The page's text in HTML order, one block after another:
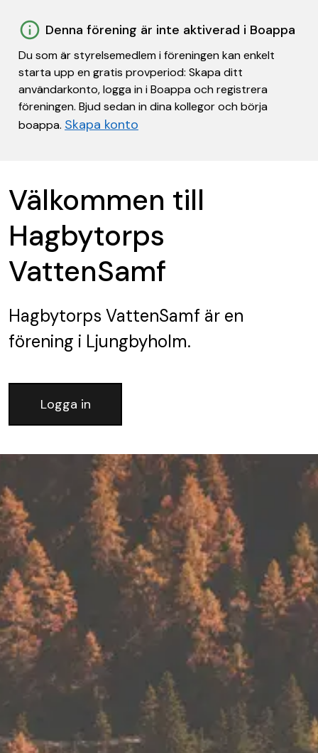
Denna förening är inte aktiverad i Boappa
Du som är styrelsemedlem i föreningen kan enkelt
starta upp en gratis provperiod: Skapa ditt
användarkonto, logga in i Boappa och registrera
föreningen. Bjud sedan in dina kollegor och börja
boappa. Skapa konto
Välkommen till
Hagbytorps
VattenSamf
Hagbytorps VattenSamf är en
förening i Ljungbyholm.
Logga in